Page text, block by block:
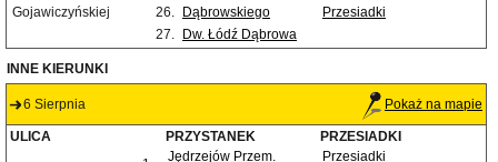
Gojawiczyńskiej
26. Dąbrowskiego
Przesiadki
27.
Dw. Łódź Dąbrowa
INNE KIERUNKI
6 Sierpnia Pokaż na mapie
ULICA PRZYSTANEK
PRZESIADKI
Jędrzejów Przem.
Przesiadki